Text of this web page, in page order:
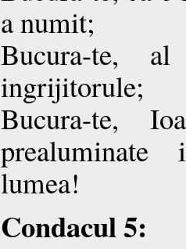
a numit;
Bucura-te, al
ingrijitorule;
Bucura-te,
prealuminate
lumea!
Condacul 5: